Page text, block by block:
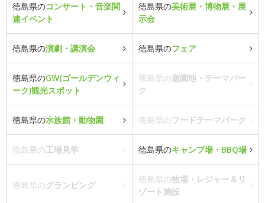
徳島県のコンサート・音楽関
連イベント
徳島県の美術展・博物展・展
示会
徳島県の演劇・講演会 徳島県のフェア
徳島県のGW(ゴールデンウィ
ーク)観光スポット
徳島県の遊園地・テーマパー
ク
徳島県の水族館・動物園 徳島県のフードテーマパーク
徳島県の工場見学 徳島県のキャンプ場・BBQ場
徳島県のグランピング
徳島県の牧場・レジャー＆リ
ゾート施設